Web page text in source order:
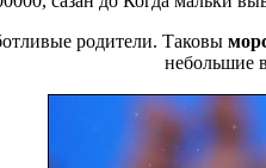
родители. Таковы
небольшие